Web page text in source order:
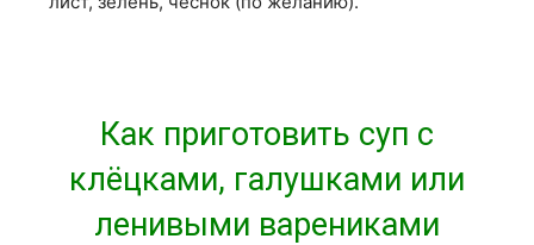
Как приготовить суп с
клёцками, галушками или
ленивыми варениками